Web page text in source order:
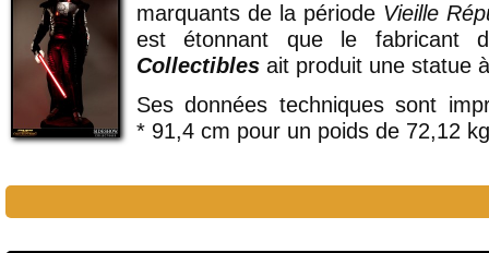
marquants de la période Vieille
est étonnant que le fabricant
Collectibles ait produit une statue
Ses données techniques sont
* 91,4 cm pour un poids de 72,12